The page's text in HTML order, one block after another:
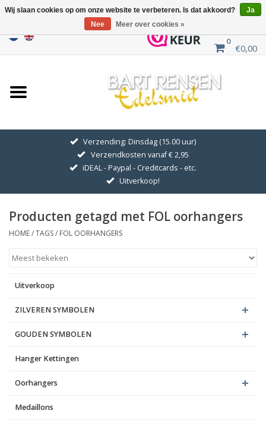
0
€0,00
Home
Uitverkoop
GOUDEN SYMBOLEN
Hanger Kettingen
Oorhangers
Medaillons
Blog
Verzending: Dinsdag (15.00 uur)
Verzendkosten vanaf € 2,95
iDEAL - Paypal - Creditcards - etc.
Uitverkoop!
Producten getagd met FOL oorhangers
HOME/TAGS/ FOL OORHANGERS
Uitverkoop
ZILVEREN SYMBOLEN
GOUDEN SYMBOLEN
Hanger Kettingen
Oorhangers
Medaillons
Wij slaan cookies op om onze website te verbeteren. Is dat akkoord?
Ja
Nee
Meer over cookies »